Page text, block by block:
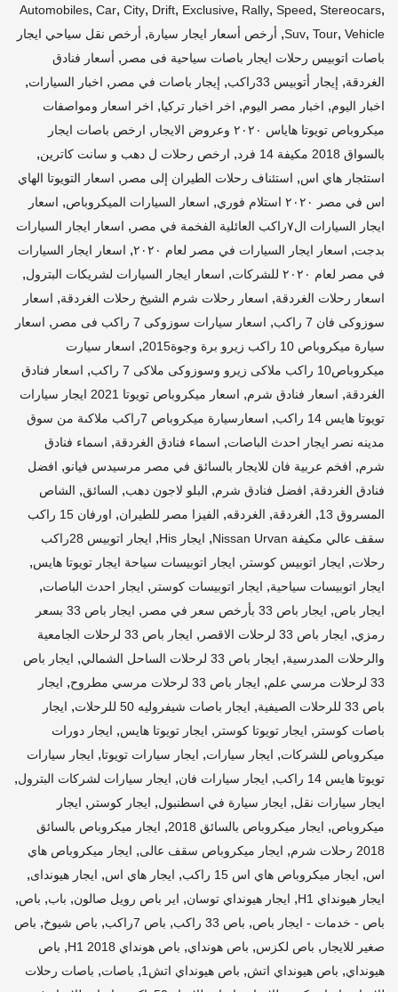
Automobiles, Car, City, Drift, Exclusive, Rally, Speed, Stereocars,
Suv, Tour, Vehicle
, أرخص أسعار ايجار سيارة, أرخص نقل سياحي ايجار
باصات اتوبيس رحلات ايجار باصات سياحية فى مصر , أسعار فنادق
الغردقة, إيجار أتوبيس 33راكب , إيجار باصات في مصر , اخبار السيارات,
اخبار اليوم, اخبار مصر اليوم, اخر اخبار تركيا, اخر اسعار ومواصفات
ميكروباص تويوتا هاياس ٢٠٢٠ وعروض الايجار
, ارخص باصات ايجار
بالسواق 2018 مكيفة 14 فرد
, ارخص رحلات ل دهب و سانت كاترين,
استئجار هاي اس, استئناف رحلات الطيران إلى مصر , اسعار التويوتا الهاي
اس في مصر ٢٠٢٠ استلام فوري
, اسعار السيارات الميكروباص, اسعار
ايجار السيارات ال٧راكب العائلية الفخمة في مصر
, اسعار ايجار السيارات
بدجت, اسعار ايجار السيارات في مصر لعام ٢٠٢٠ , اسعار ايجار السيارات
في مصر لعام ٢٠٢٠ للشركات
, اسعار ايجار السيارات لشريكات البترول,
اسعار رحلات الغردقة, اسعار رحلات شرم الشيخ رحلات الغردقة, اسعار
سوزوكى فان 7 راكب
, اسعار سيارات سوزوكى 7 راكب فى مصر , اسعار
سيارة ميكروباص 10 راكب زيرو برة وجوة2015
, اسعار سيارت
ميكروباص10 راكب ملاكى زيرو وسوزوكى ملاكى 7 راكب
, اسعار فنادق
الغردقة, اسعار فنادق شرم,
اسعار ميكروباص تويوتا 2021 ايجار سيارات
تويوتا هايس 14 راكب
,
اسعارسيارة ميكروباص 7راكب ملاكىة من سوق
مدينه نصر ايجار احدث الباصات, اسماء فنادق الغردقة, اسماء فنادق
شرم, افخم عربية فان للايجار بالسائق في مصر مرسيدس فيانو, افضل
فنادق الغردقة, افضل فنادق شرم, البلو لاجون دهب, السائق, الشاص
المسروق 13
, الغردقة, الغردقه, الفيزا مصر للطيران,
اورفان 15 راكب
سقف عالي مكيفة Nissan Urvan
, ايجار His ,
ايجار اتوبيس 28راكب
رحلات, ايجار اتوبيس كوستر , ايجار اتوبيسات سياحة ايجار تويوتا هايس,
ايجار اتوبيسات سياحية, ايجار اتوبيسات كوستر , ايجار احدث الباصات,
ايجار باص, ايجار باص 33 بأرخص سعر في مصر ,
ايجار باص 33 بسعر
رمزي, ايجار باص 33 لرحلات الاقصر ,
ايجار باص 33 لرحلات الجامعية
والرحلات المدرسية, ايجار باص 33 لرحلات الساحل الشمالي , ايجار باص
33 لرحلات مرسي علم
, ايجار باص 33 لرحلات مرسي مطروح , ايجار
باص 33 للرحلات الصيفية
, ايجار باصات شيفروليه 50 للرحلات , ايجار
باصات كوستر , ايجار تويوتا كوستر , ايجار تويوتا هايس, ايجار دورات
ميكروباص للشركات, ايجار سيارات, ايجار سيارات تويوتا, ايجار سيارات
تويوتا هايس 14 راكب
, ايجار سيارات فان, ايجار سيارات لشركات البترول,
ايجار سيارات نقل, ايجار سيارة في اسطنبول, ايجار كوستر , ايجار
ميكروباص, ايجار ميكروباص بالسائق 2018 , ايجار ميكروباص بالسائق
2018 رحلات شرم
, ايجار ميكروباص سقف عالى, ايجار ميكروباص هاي
اس, ايجار ميكروباص هاي اس 15 راكب , ايجار هاي اس, ايجار هيونداى,
ايجار هيونداي H1 , ايجار هيونداي توسان, اير باص رويل صالون, باب, باص,
باص - خدمات - ايجار باص, باص 33 راكب , باص 7راكب , باص شيوخ, باص
صغير للايجار , باص لكزس, باص هونداي, باص هونداي H1 2018 , باص
هيونداي, باص هيونداي اتش, باص هيونداي اتش1 , باصات, باصات رحلات